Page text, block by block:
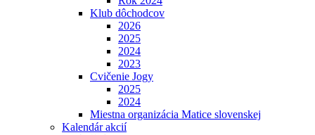
Klub dôchodcov
2026
2025
2024
2023
Cvičenie Jogy
2025
2024
Miestna organizácia Matice slovenskej
Kalendár akcií